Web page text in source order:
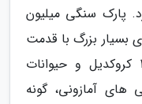
پارک سنگی میلیون
بسیار بزرگ با قدمت
چند صد ساله است. بیش از 1000 کروکدیل و حیوانات
های آمازونی، گونه